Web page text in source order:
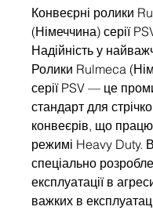
Конвеєрні ролики
(Німеччина) серії
Надійність у
Ролики Rulmeca
серії PSV — це
стандарт для
конвеєрів, що
режимі Heavy Duty.
спеціально
експлуатації в
важких в